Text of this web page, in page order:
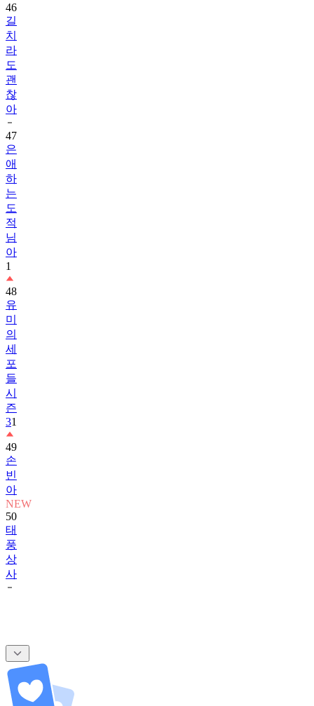
46
길
치
라
도
괜
찮
아
47
은
애
하
는
도
적
님
아
1
48
유
미
의
세
포
들
시
즌
31
49
손
빈
아
NEW
50
태
풍
상
사